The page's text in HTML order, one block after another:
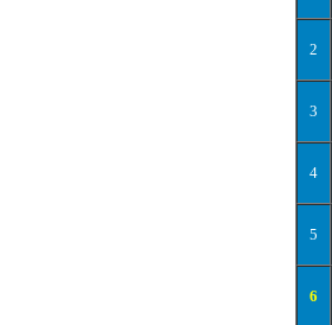
2
3
4
5
6